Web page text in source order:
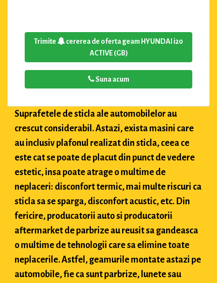
Trimite
cererea de oferta geam HYUNDAI i20
ACTIVE (GB)
Suna acum
Suprafetele de sticla ale automobilelor au
crescut considerabil. Astazi, exista masini care
au inclusiv plafonul realizat din sticla, ceea ce
este cat se poate de placut din punct de vedere
estetic, insa poate atrage o multime de
neplaceri: disconfort termic, mai multe riscuri ca
sticla sa se sparga, disconfort acustic, etc. Din
fericire, producatorii auto si producatorii
aftermarket de parbrize au reusit sa gandeasca
o multime de tehnologii care sa elimine toate
neplacerile. Astfel, geamurile montate astazi pe
automobile, fie ca sunt parbrize, lunete sau